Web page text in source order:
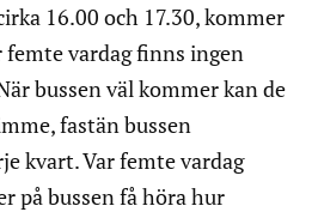
16.00 och 17.30, kommer
vardag finns ingen
bussen väl kommer kan de
fastän bussen
kvart. Var femte vardag
på bussen få höra hur